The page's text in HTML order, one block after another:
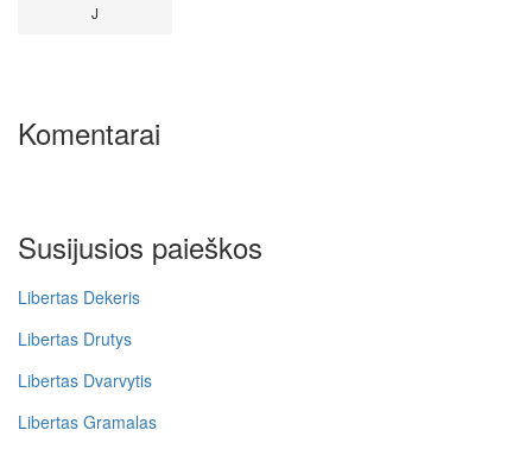
J
Komentarai
Susijusios paieškos
Libertas Dekeris
Libertas Drutys
Libertas Dvarvytis
Libertas Gramalas